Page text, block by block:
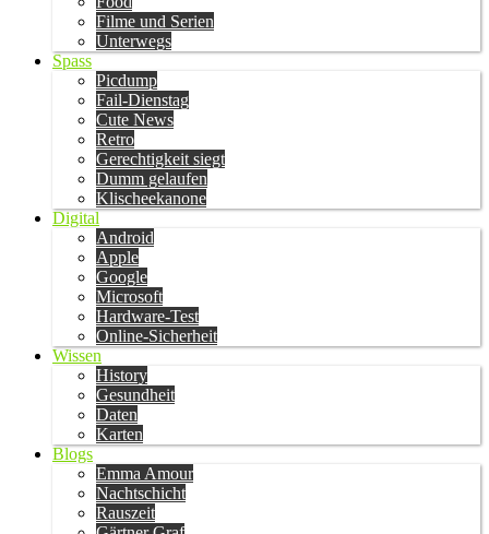
Filme und Serien
Unterwegs
Spass
Picdump
Fail-Dienstag
Cute News
Retro
Gerechtigkeit siegt
Dumm gelaufen
Klischeekanone
Digital
Android
Apple
Google
Microsoft
Hardware-Test
Online-Sicherheit
Wissen
History
Gesundheit
Daten
Karten
Blogs
Emma Amour
Nachtschicht
Rauszeit